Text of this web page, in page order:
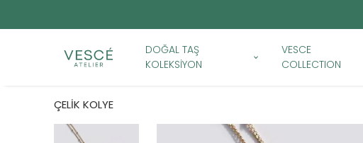
DOĞAL TAŞ
KOLEKSİYON
VESCE
COLLECTION
ÇELİK KOLYE